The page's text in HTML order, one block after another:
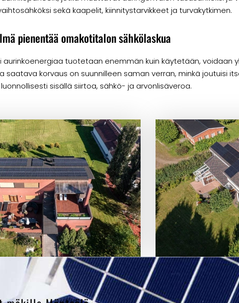
sekä kaapelit, kiinnitystarvikkeet ja turvakytkimen.
pienentää omakotitalon sähkölaskua
tuotetaan enemmän kuin käytetään, voidaan
korvaus on suunnilleen saman verran, minkä joutuisi
sisällä siirtoa, sähkö- ja arvonlisäveroa.